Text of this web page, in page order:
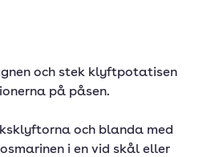
och stek klyftpotatisen
på påsen.
och blanda med
i en vid skål eller